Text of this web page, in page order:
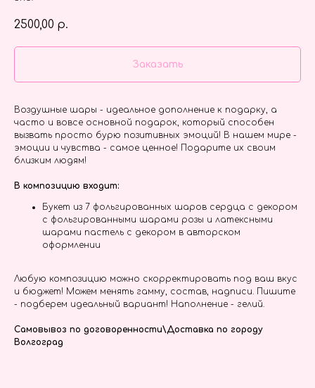
2500,00 р.
Заказать
Воздушные шары - идеальное дополнение к подарку, а
часто и вовсе основной подарок, который способен
вызвать просто бурю позитивных эмоций! В нашем мире -
эмоции и чувства - самое ценное! Подарите их своим
близким людям!
В композицию входит:
Букет из 7 фольгированных шаров сердца с декором
с фольгированными шарами розы и латексными
шарами пастель с декором в авторском
оформлении
Любую композицию можно скорректировать под ваш вкус
и бюджет! Можем менять гамму, состав, надписи. Пишите
- подберем идеальный вариант! Наполнение - гелий.
Самовывоз по договоренности\Доставка по городу
Волгоград